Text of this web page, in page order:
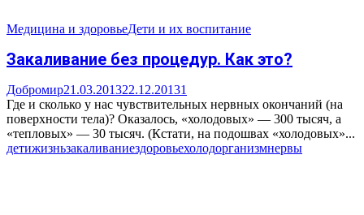
Медицина и здоровьеДети и их воспитание
Закаливание без процедур. Как это?
Добромир21.03.201322.12.20131
Где и сколько у нас чувствительных нервных окончаний (на
поверхности тела)? Оказалось, «холодовых» — 300 тысяч, а
«тепловых» — 30 тысяч. (Кстати, на подошвах «холодовых»...
детижизньзакаливаниездоровьехолодорганизмнервы